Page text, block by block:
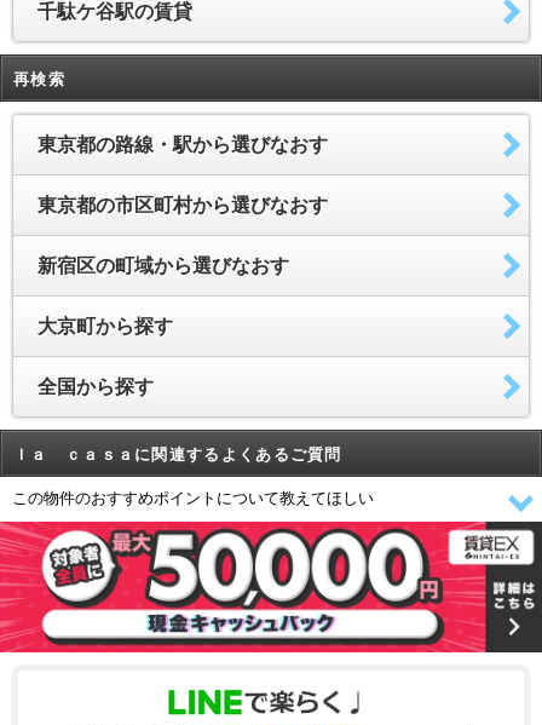
千駄ケ谷駅の賃貸
再検索
東京都の路線・駅から選びなおす
東京都の市区町村から選びなおす
新宿区の町域から選びなおす
大京町から探す
全国から探す
ｌａ ｃａｓａに関連するよくあるご質問
この物件のおすすめポイントについて教えてほしい